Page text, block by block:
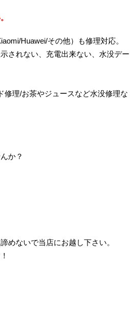
Huawei/その他）も修理対応。
されない、充電出来ない、水没デー
理/お茶やジュースなど水没修理な
か？
めないで当店にお越し下さい。